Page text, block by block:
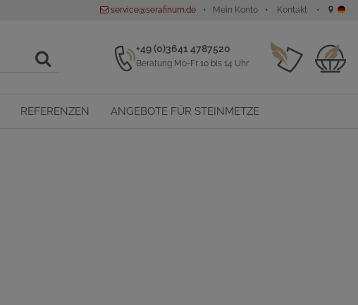
service@serafinum.de Mein Konto Kontakt
+49 (0)3641 4787520
Beratung Mo-Fr 10 bis 14 Uhr
REFERENZEN ANGEBOTE FÜR STEINMETZE